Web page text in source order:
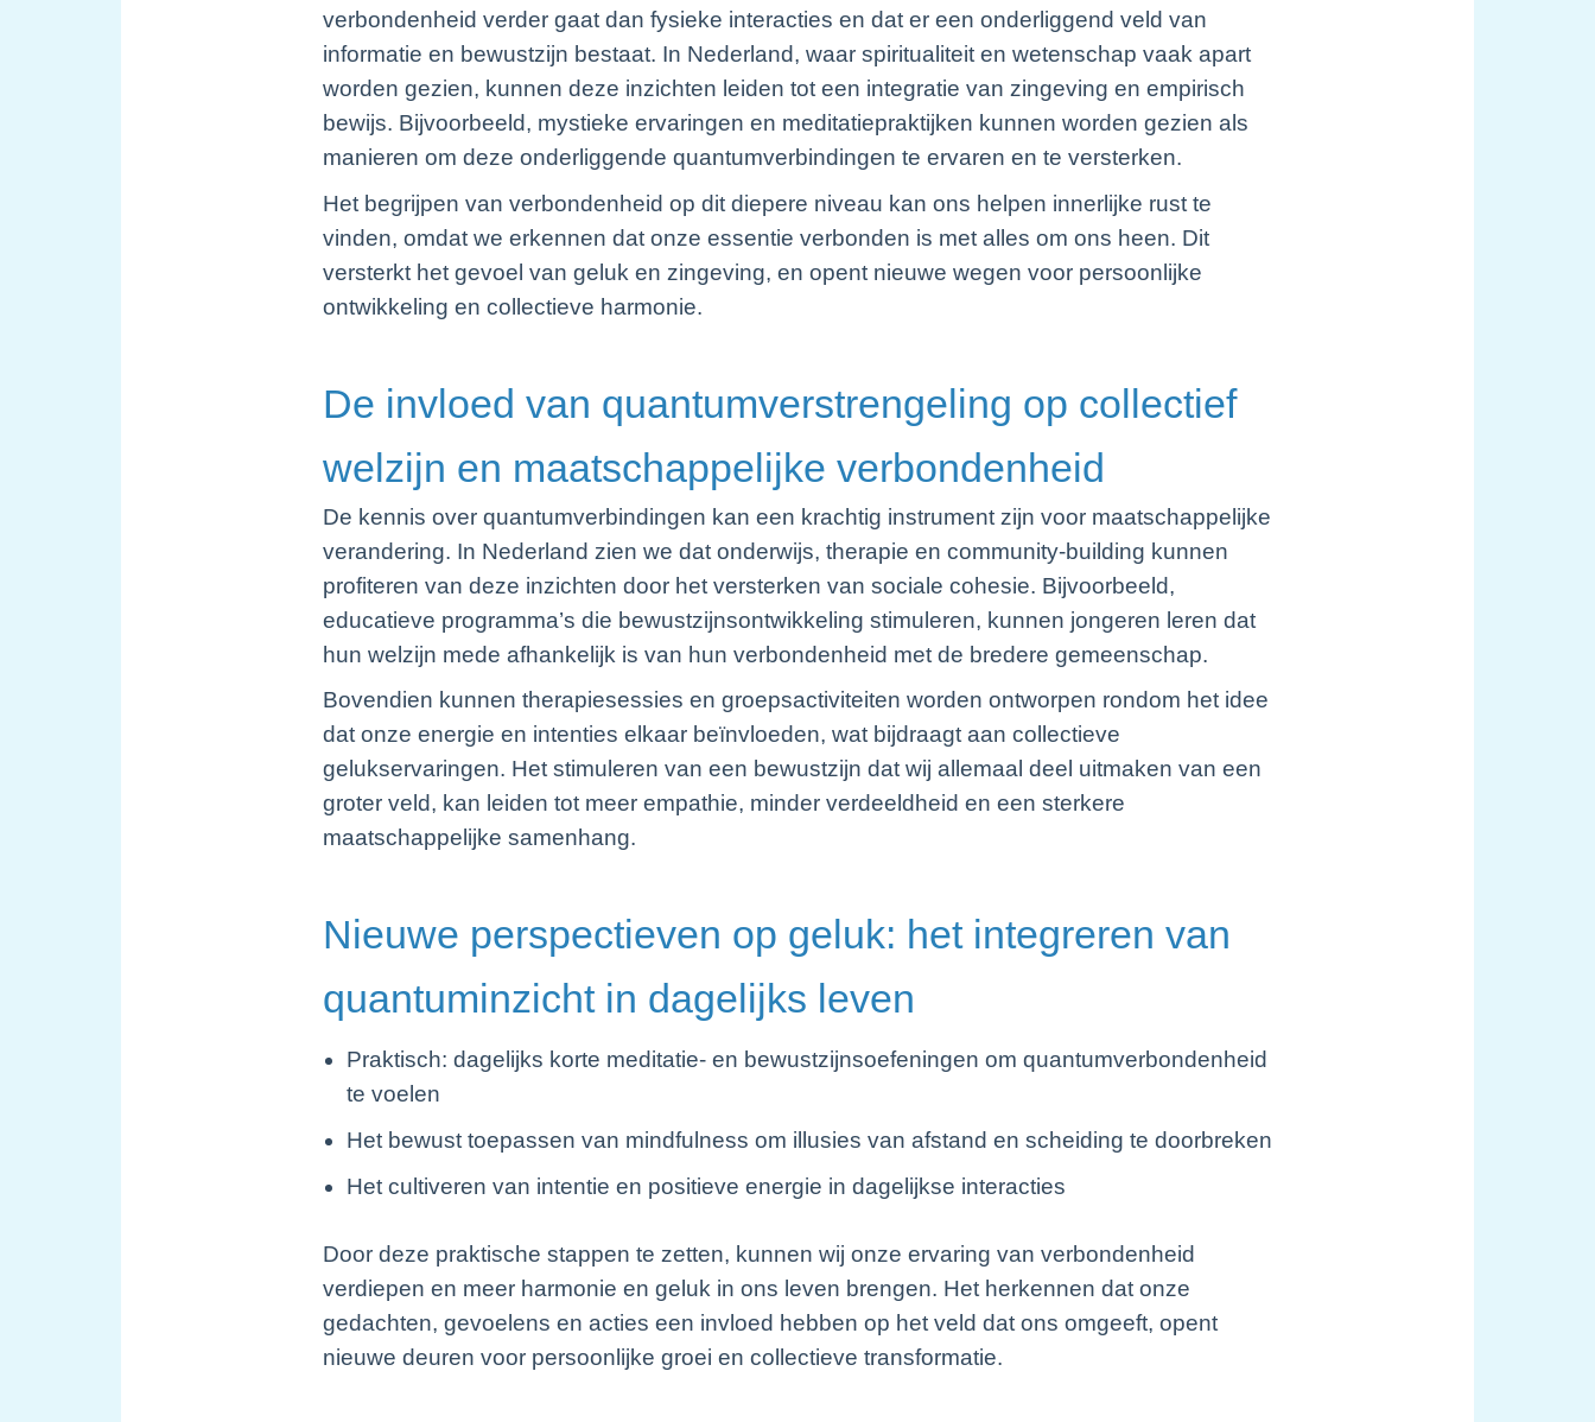
verbondenheid verder gaat dan fysieke interacties en dat er een onderliggend veld van
informatie en bewustzijn bestaat. In Nederland, waar spiritualiteit en wetenschap vaak apart
worden gezien, kunnen deze inzichten leiden tot een integratie van zingeving en empirisch
bewijs. Bijvoorbeeld, mystieke ervaringen en meditatiepraktijken kunnen worden gezien als
manieren om deze onderliggende quantumverbindingen te ervaren en te versterken.
Het begrijpen van verbondenheid op dit diepere niveau kan ons helpen innerlijke rust te
vinden, omdat we erkennen dat onze essentie verbonden is met alles om ons heen. Dit
versterkt het gevoel van geluk en zingeving, en opent nieuwe wegen voor persoonlijke
ontwikkeling en collectieve harmonie.
De invloed van quantumverstrengeling op collectief
welzijn en maatschappelijke verbondenheid
De kennis over quantumverbindingen kan een krachtig instrument zijn voor maatschappelijke
verandering. In Nederland zien we dat onderwijs, therapie en community-building kunnen
profiteren van deze inzichten door het versterken van sociale cohesie. Bijvoorbeeld,
educatieve programma’s die bewustzijnsontwikkeling stimuleren, kunnen jongeren leren dat
hun welzijn mede afhankelijk is van hun verbondenheid met de bredere gemeenschap.
Bovendien kunnen therapiesessies en groepsactiviteiten worden ontworpen rondom het idee
dat onze energie en intenties elkaar beïnvloeden, wat bijdraagt aan collectieve
gelukservaringen. Het stimuleren van een bewustzijn dat wij allemaal deel uitmaken van een
groter veld, kan leiden tot meer empathie, minder verdeeldheid en een sterkere
maatschappelijke samenhang.
Nieuwe perspectieven op geluk: het integreren van
quantuminzicht in dagelijks leven
Praktisch: dagelijks korte meditatie- en bewustzijnsoefeningen om quantumverbondenheid
te voelen
Het bewust toepassen van mindfulness om illusies van afstand en scheiding te doorbreken
Het cultiveren van intentie en positieve energie in dagelijkse interacties
Door deze praktische stappen te zetten, kunnen wij onze ervaring van verbondenheid
verdiepen en meer harmonie en geluk in ons leven brengen. Het herkennen dat onze
gedachten, gevoelens en acties een invloed hebben op het veld dat ons omgeeft, opent
nieuwe deuren voor persoonlijke groei en collectieve transformatie.